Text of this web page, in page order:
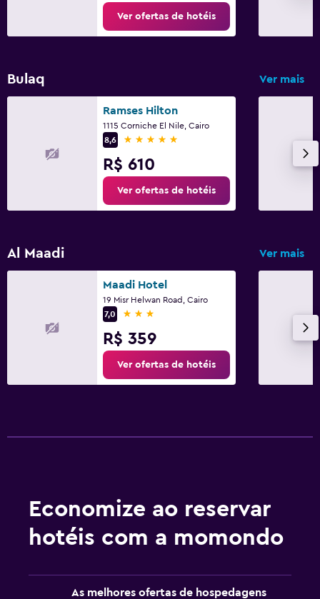
Ver ofertas de hotéis
Bulaq Ver mais
Ramses Hilton
1115 Corniche El Nile, Cairo
8,6
5 estrelas
R$ 610
Ver ofertas de hotéis
Al Maadi Ver mais
Maadi Hotel
19 Misr Helwan Road, Cairo
7,0
3 estrelas
R$ 359
Ver ofertas de hotéis
Economize ao reservar
hotéis com a momondo
As melhores ofertas de hospedagens